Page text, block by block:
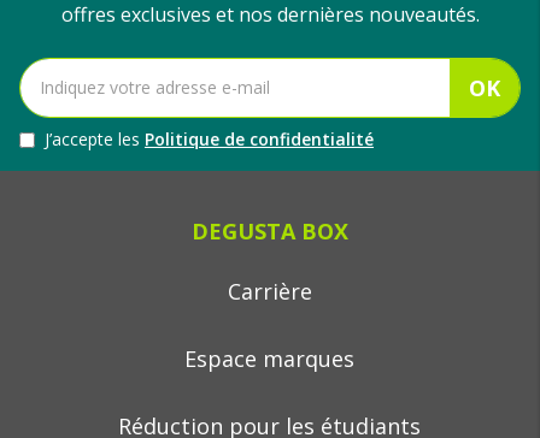
offres exclusives et nos dernières nouveautés.
OK
J’accepte les Politique de confidentialité
DEGUSTA BOX
Carrière
Espace marques
Réduction pour les étudiants